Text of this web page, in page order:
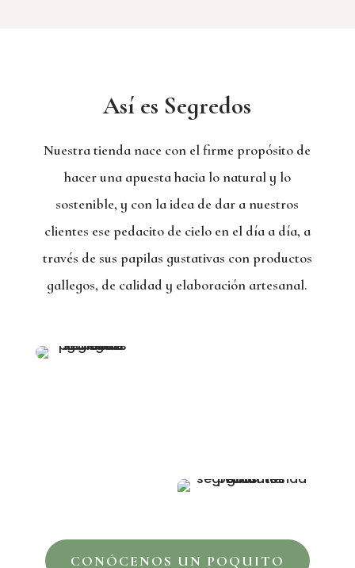
Así es Segredos
Nuestra tienda nace con el firme propósito de
hacer una apuesta hacia lo natural y lo
sostenible, y con la idea de dar a nuestros
clientes ese pedacito de cielo en el día a día, a
través de sus papilas gustativas con productos
gallegos, de calidad y elaboración artesanal.
CONÓCENOS UN POQUITO